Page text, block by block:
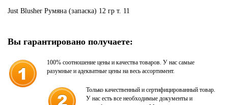
Just Blusher Румяна (запаска) 12 гр т. 11
Вы гарантировано получаете:
100% соотношение цены и качества товаров. У нас самые
разумные и адекватные цены на весь ассортимент.
Только качественный и сертифицированный товар.
У нас есть все необходимые документы и